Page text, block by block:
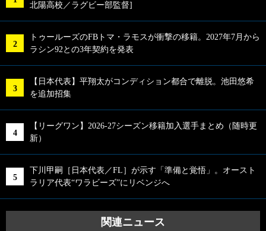
北陽高校／ラグビー部監督]
トゥールーズのFBトマ・ラモスが衝撃の移籍。2027年7月から
ラシン92との3年契約を発表
【日本代表】平翔太がコンディション都合で離脱。池田悠希
を追加招集
【リーグワン】2026-27シーズン移籍加入選手まとめ（随時更
新）
下川甲嗣［日本代表／FL］が示す「準備と覚悟」。オースト
ラリア代表“ワラビーズ”にリベンジへ
関連ニュース